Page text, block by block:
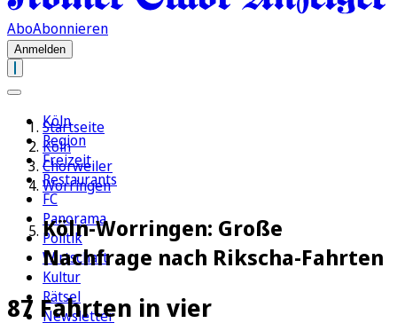
AboAbonnieren
Anmelden
Köln
Region
Freizeit
Restaurants
FC
Panorama
Politik
Wirtschaft
Kultur
Rätsel
Newsletter
Startseite
Köln
Chorweiler
Worringen
Köln-Worringen: Große
Nachfrage nach Rikscha-Fahrten
87 Fahrten in vier